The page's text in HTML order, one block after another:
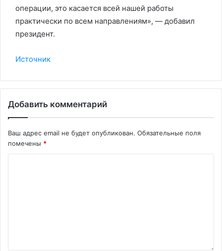
операции, это касается всей нашей работы
практически по всем направлениям», — добавил
президент.
Источник
Добавить комментарий
Ваш адрес email не будет опубликован. Обязательные поля
помечены *